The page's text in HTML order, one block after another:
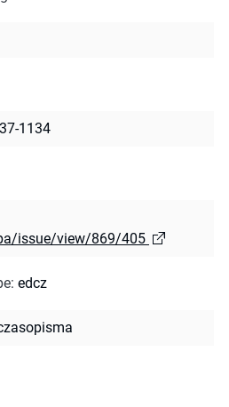
1134
issue/view/869/405
: edcz